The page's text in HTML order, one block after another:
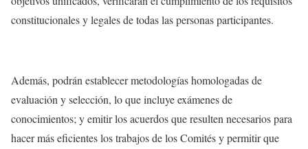
constitucionales y legales de todas las personas participantes.
Además, podrán establecer metodologías homologadas de
evaluación y selección, lo que incluye exámenes de
conocimientos; y emitir los acuerdos que resulten necesarios para
hacer más eficientes los trabajos de los Comités y permitir que